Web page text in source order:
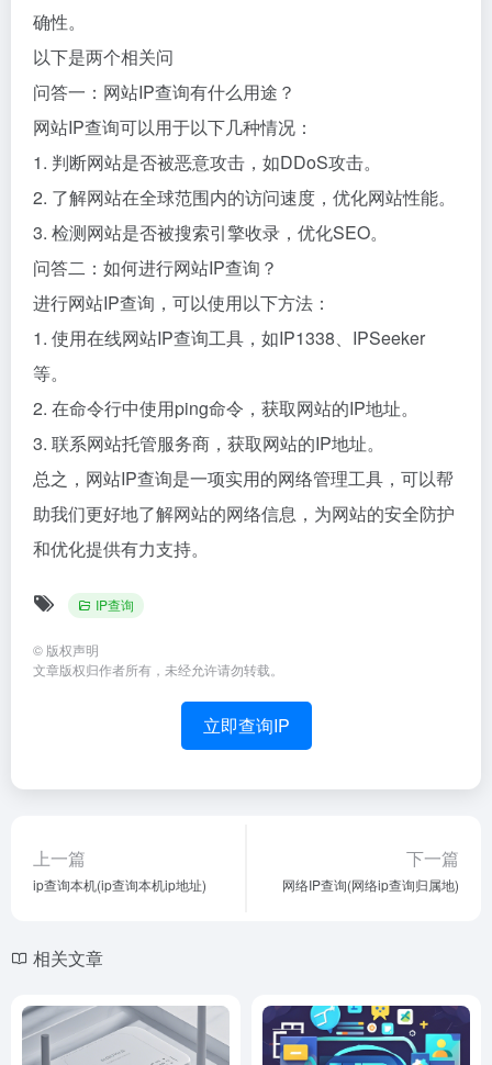
确性。
以下是两个相关问
问答一：网站IP查询有什么用途？
网站IP查询可以用于以下几种情况：
1. 判断网站是否被恶意攻击，如DDoS攻击。
2. 了解网站在全球范围内的访问速度，优化网站性能。
3. 检测网站是否被搜索引擎收录，优化SEO。
问答二：如何进行网站IP查询？
进行网站IP查询，可以使用以下方法：
1. 使用在线网站IP查询工具，如IP1338、IPSeeker
等。
2. 在命令行中使用ping命令，获取网站的IP地址。
3. 联系网站托管服务商，获取网站的IP地址。
总之，网站IP查询是一项实用的网络管理工具，可以帮
助我们更好地了解网站的网络信息，为网站的安全防护
和优化提供有力支持。
IP查询
© 版权声明
文章版权归作者所有，未经允许请勿转载。
立即查询IP
上一篇
ip查询本机(ip查询本机ip地址)
下一篇
网络IP查询(网络ip查询归属地)
相关文章